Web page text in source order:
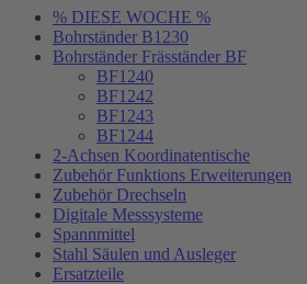
% DIESE WOCHE %
Bohrständer B1230
Bohrständer Fräsständer BF
BF1240
BF1242
BF1243
BF1244
2-Achsen Koordinatentische
Zubehör Funktions Erweiterungen
Zubehör Drechseln
Digitale Messsysteme
Spannmittel
Stahl Säulen und Ausleger
Ersatzteile